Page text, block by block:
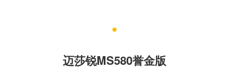
迈莎锐MS580誉金版